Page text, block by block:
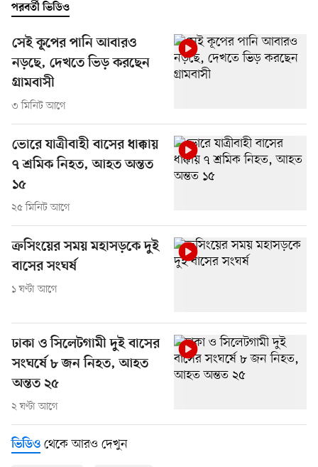
পরবর্তী ভিডিও
সেই কূপের পানি আবারও
নড়ছে, দেখতে ভিড় করছেন
গ্রামবাসী
৩ মিনিট আগে
ভোরে যাত্রীবাহী বাসের ধাক্কায়
৭ শ্রমিক নিহত, আহত অন্তত
১৫
২৫ মিনিট আগে
ক্রসিংয়ের সময় মহাসড়কে দুই
বাসের সংঘর্ষ
১ ঘণ্টা আগে
ঢাকা ও সিলেটগামী দুই বাসের
সংঘর্ষে ৮ জন নিহত, আহত
অন্তত ২৫
২ ঘণ্টা আগে
ভিডিও থেকে আরও দেখুন